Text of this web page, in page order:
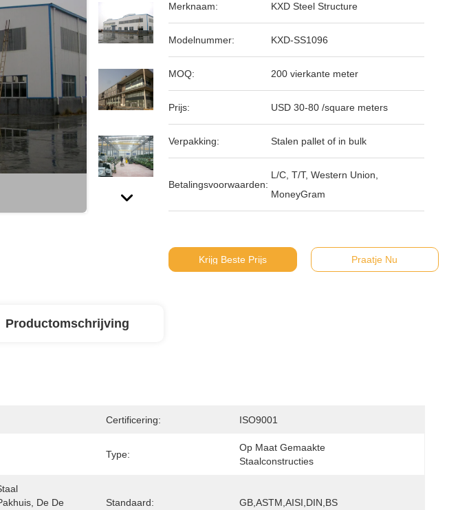
Merknaam: KXD Steel Structure
Modelnummer: KXD-SS1096
MOQ: 200 vierkante meter
Prijs: USD 30-80 /square meters
Verpakking: Stalen pallet of in bulk
Betalingsvoorwaarden:
L/C, T/T, Western Union,
MoneyGram
Krijg Beste Prijs Praatje Nu
Productomschrijving
Certificering: ISO9001
Type:
Op Maat Gemaakte
Staalconstructies
De De
Standaard: GB,ASTM,AISI,DIN,BS